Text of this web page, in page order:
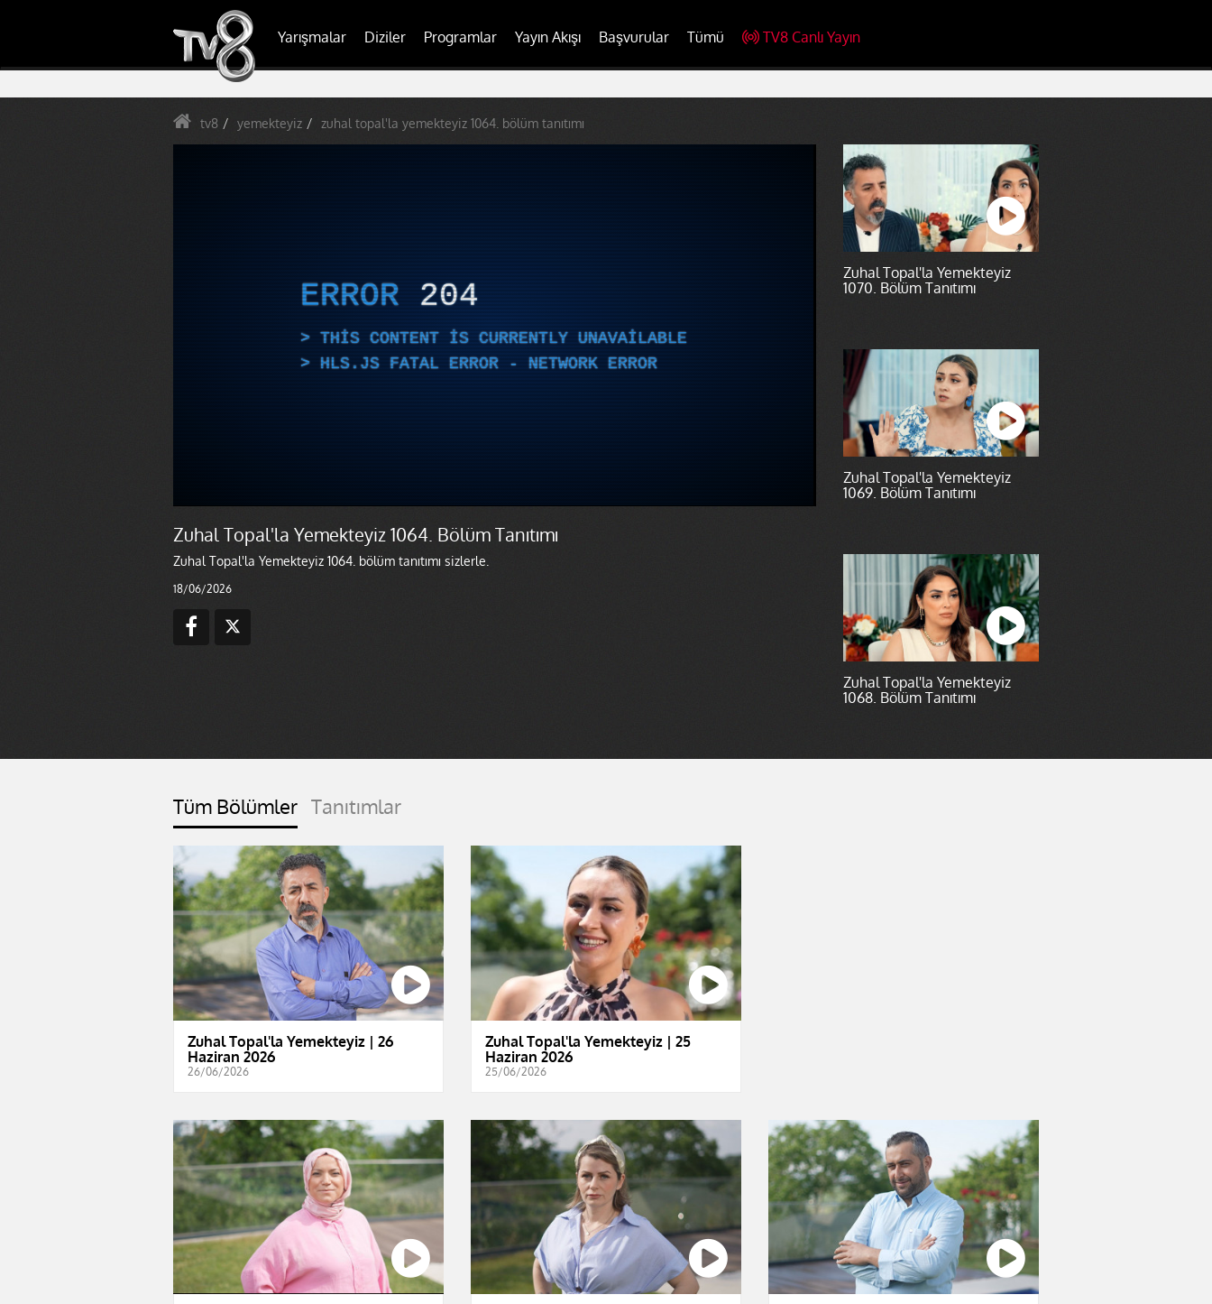
Yarışmalar Diziler Programlar Yayın Akışı Başvurular Tümü TV8 Canlı Yayın
tv8 yemekteyiz zuhal topal'la yemekteyiz 1064. bölüm tanıtımı
ERROR 204
THIS CONTENT IS CURRENTLY UNAVAILABLE
HLS.JS FATAL ERROR - NETWORK ERROR
Zuhal Topal'la Yemekteyiz 1064. Bölüm Tanıtımı
Zuhal Topal'la Yemekteyiz 1064. bölüm tanıtımı sizlerle.
18/06/2026
Zuhal Topal'la Yemekteyiz
1070. Bölüm Tanıtımı
Zuhal Topal'la Yemekteyiz
1069. Bölüm Tanıtımı
Zuhal Topal'la Yemekteyiz
1068. Bölüm Tanıtımı
Tüm Bölümler Tanıtımlar
Zuhal Topal'la Yemekteyiz | 26
Haziran 2026
26/06/2026
Zuhal Topal'la Yemekteyiz | 25
Haziran 2026
25/06/2026